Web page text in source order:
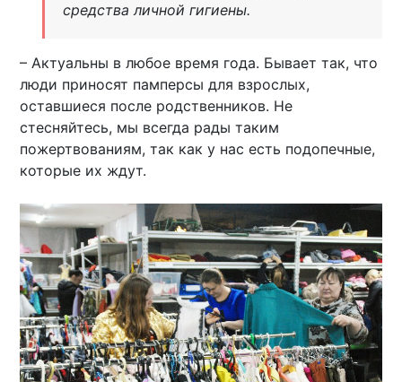
средства личной гигиены.
– Актуальны в любое время года. Бывает так, что
люди приносят памперсы для взрослых,
оставшиеся после родственников. Не
стесняйтесь, мы всегда рады таким
пожертвованиям, так как у нас есть подопечные,
которые их ждут.